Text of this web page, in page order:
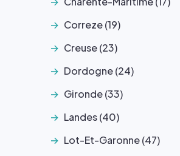
Correze (19)
Creuse (23)
Dordogne (24)
Gironde (33)
Landes (40)
Lot-Et-Garonne (47)